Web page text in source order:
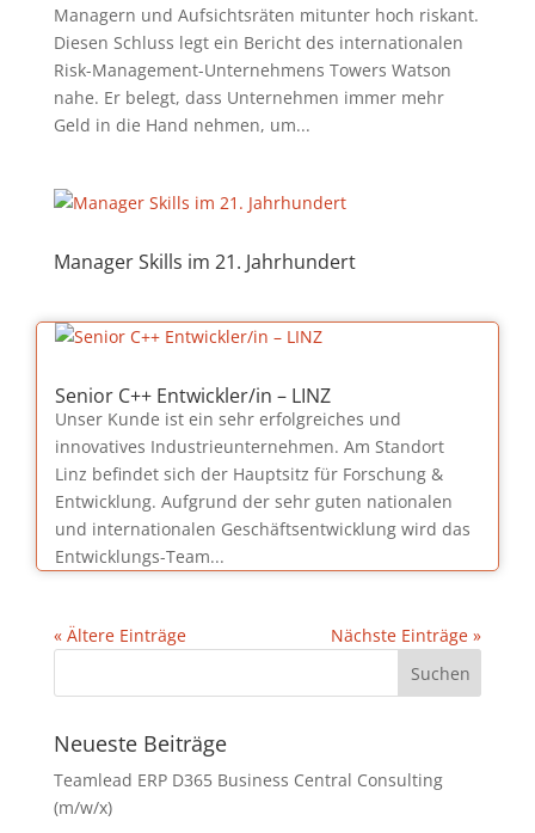
Managern und Aufsichtsräten mitunter hoch riskant.
Diesen Schluss legt ein Bericht des internationalen
Risk-Management-Unternehmens Towers Watson
nahe. Er belegt, dass Unternehmen immer mehr
Geld in die Hand nehmen, um...
Manager Skills im 21. Jahrhundert
Senior C++ Entwickler/in – LINZ
Unser Kunde ist ein sehr erfolgreiches und
innovatives Industrieunternehmen. Am Standort
Linz befindet sich der Hauptsitz für Forschung &
Entwicklung. Aufgrund der sehr guten nationalen
und internationalen Geschäfts­ent­wicklung wird das
Entwicklungs-Team...
« Ältere Einträge Nächste Einträge »
Neueste Beiträge
Teamlead ERP D365 Business Central Consulting
(m/w/x)